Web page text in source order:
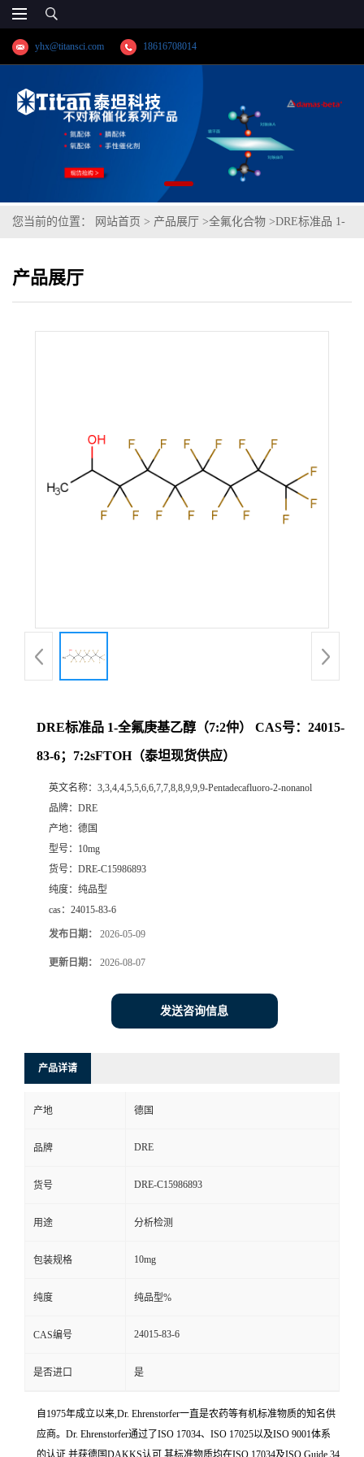
yhx@titansci.com 18616708014
您当前的位置： 网站首页 > 产品展厅 >全氟化合物 >DRE标准品 1-
供应）
产品展厅
DRE标准品 1-全氟庚基乙醇（7:2仲） CAS号：24015-
83-6；7:2sFTOH（泰坦现货供应）
英文名称： 3,3,4,4,5,5,6,6,7,7,8,8,9,9,9-Pentadecafluoro-2-nonanol
品牌： DRE
产地： 德国
型号： 10mg
货号： DRE-C15986893
纯度： 纯品型
cas： 24015-83-6
发布日期： 2026-05-09
更新日期： 2026-08-07
发送咨询信息
产品详请
产地 德国
品牌 DRE
货号 DRE-C15986893
用途 分析检测
包装规格 10mg
纯度 纯品型%
CAS编号 24015-83-6
是否进口 是
自1975年成立以来,Dr. Ehrenstorfer一直是农药等有机标准物质的知名供
应商。Dr. Ehrenstorfer通过了ISO 17034、ISO 17025以及ISO 9001体系
的认证,并获德国DAKKS认可,其标准物质均在ISO 17034及ISO Guide 34